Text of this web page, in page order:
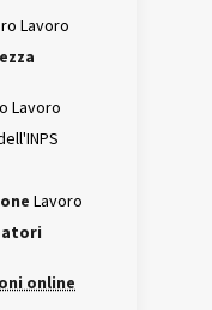
Lavoro
Lavoro
Lavoro
online